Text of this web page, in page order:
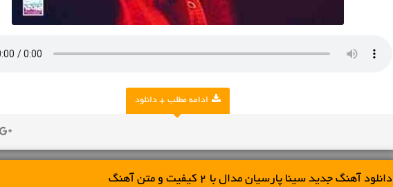
ادامه مطلب + دانلود
دانلود آهنگ جديد سینا پارسیان مدال با 2 کیفیت و متن آهنگ